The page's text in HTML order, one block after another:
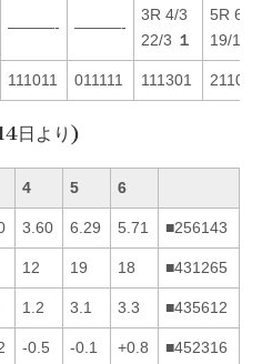
———- ———-
3R 4/3
22/3 １
5R 6/5
19/1
111011 011111 111301 211012
日より)
4 5 6
3.60 6.29 5.71 ■256143
12 19 18 ■431265
1.2 3.1 3.3 ■435612
-0.5 -0.1 +0.8 ■452316